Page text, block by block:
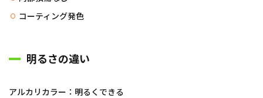
コーティング発色
明るさの違い
アルカリカラー：明るくできる